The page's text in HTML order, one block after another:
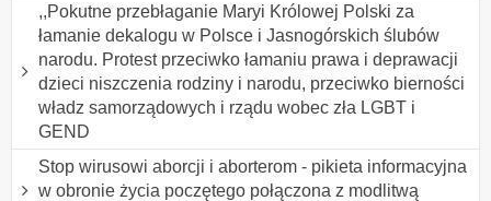
,,Pokutne przebłaganie Maryi Królowej Polski za
łamanie dekalogu w Polsce i Jasnogórskich ślubów
narodu. Protest przeciwko łamaniu prawa i deprawacji
dzieci niszczenia rodziny i narodu, przeciwko bierności
władz samorządowych i rządu wobec zła LGBT i
GEND
Stop wirusowi aborcji i aborterom - pikieta informacyjna
w obronie życia poczętego połączona z modlitwą